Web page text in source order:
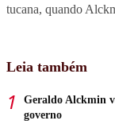
tucana, quando
Leia também
Geraldo Alckmin
governo